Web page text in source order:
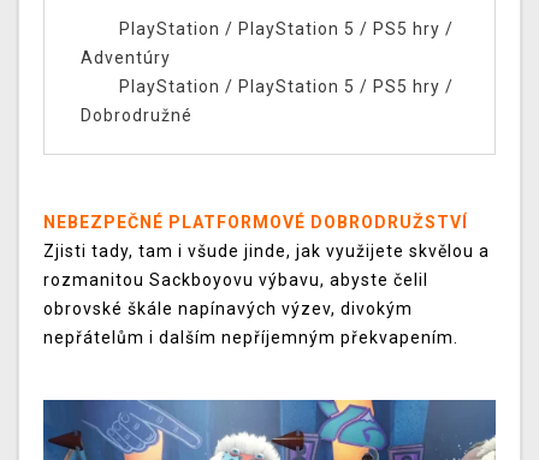
PlayStation / PlayStation 5 / PS5 hry /
Adventúry
PlayStation / PlayStation 5 / PS5 hry /
Dobrodružné
NEBEZPEČNÉ PLATFORMOVÉ DOBRODRUŽSTVÍ
Zjisti tady, tam i všude jinde, jak využijete skvělou a
rozmanitou Sackboyovu výbavu, abyste čelil
obrovské škále napínavých výzev, divokým
nepřátelům i dalším nepříjemným překvapením.